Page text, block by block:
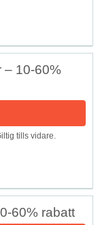
– 10-60%
tills vidare.
60% rabatt